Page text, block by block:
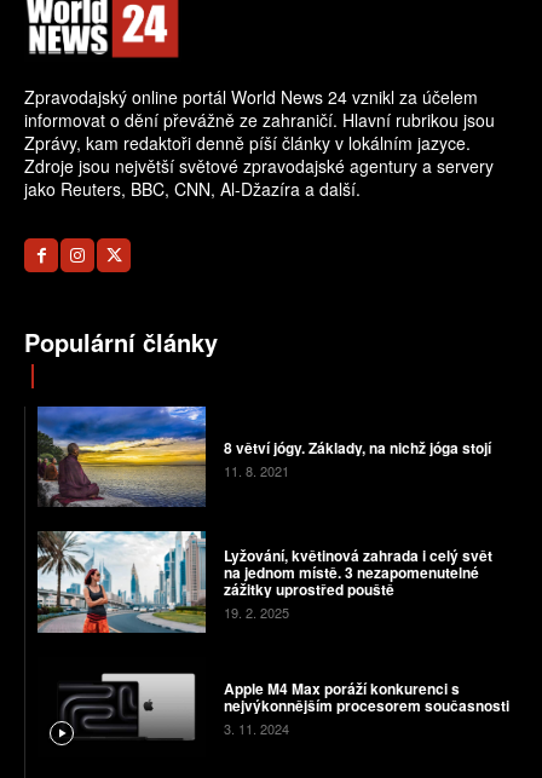
Zpravodajský online portál World News 24 vznikl za účelem
informovat o dění převážně ze zahraničí. Hlavní rubrikou jsou
Zprávy, kam redaktoři denně píší články v lokálním jazyce.
Zdroje jsou největší světové zpravodajské agentury a servery
jako Reuters, BBC, CNN, Al-Džazíra a další.
Populární články
8 větví jógy. Základy, na nichž jóga stojí
11. 8. 2021
Lyžování, květinová zahrada i celý svět
na jednom místě. 3 nezapomenutelné
zážitky uprostřed pouště
19. 2. 2025
Apple M4 Max poráží konkurenci s
nejvýkonnějším procesorem současnosti
3. 11. 2024